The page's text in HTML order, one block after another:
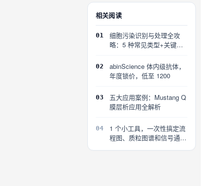
相关阅读
01
细胞污染识别与处理全攻
略：5 种常见类型+关键误
02
abinScience 体内级抗体，
年度锁价，低至 1200
03
五大应用案例：Mustang Q
膜层析应用全解析
04
1 个小工具，一次性搞定流
程图、质粒图谱和信号通路